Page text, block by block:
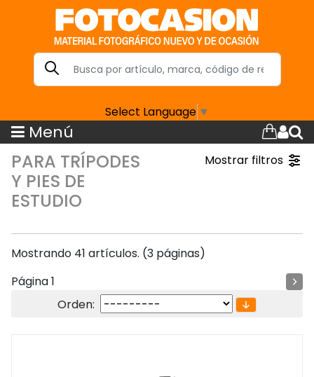
Select Language ▼
Menú
PARA TRÍPODES
Y PIES DE
ESTUDIO
Mostrar filtros
Mostrando 41 artículos. (3 páginas)
Página 1
Orden: